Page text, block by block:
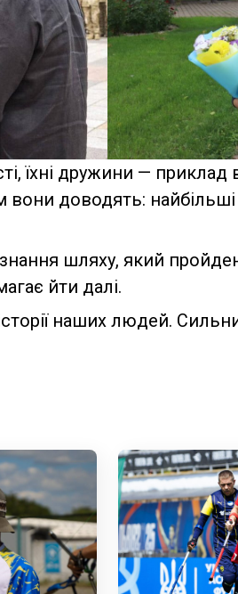
їхні дружини — приклад
доводять:
шляху, який
йти далі.
наших людей.